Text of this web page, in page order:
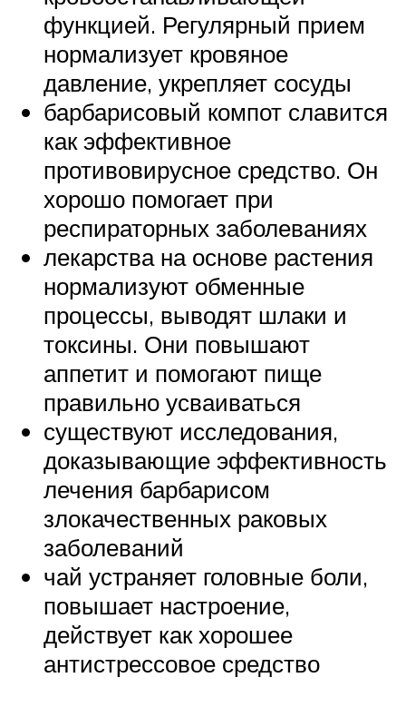
функцией. Регулярный прием
нормализует кровяное
давление, укрепляет сосуды
барбарисовый компот славится
как эффективное
противовирусное средство. Он
хорошо помогает при
респираторных заболеваниях
лекарства на основе растения
нормализуют обменные
процессы, выводят шлаки и
токсины. Они повышают
аппетит и помогают пище
правильно усваиваться
существуют исследования,
доказывающие эффективность
лечения барбарисом
злокачественных раковых
заболеваний
чай устраняет головные боли,
повышает настроение,
действует как хорошее
антистрессовое средство